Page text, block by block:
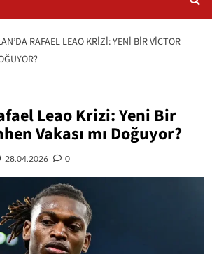
RAFAEL LEAO KRIZI: YENI BIR VICTOR
Leao Krizi: Yeni Bir
Vakası mı Doğuyor?
28.04.2026 0